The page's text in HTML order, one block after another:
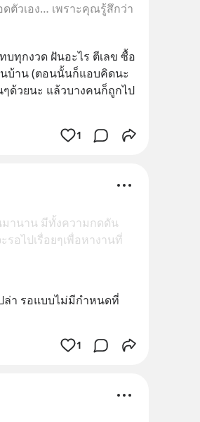
วเอง… เพราะคุณรู้สึกว่า
บทุกงวด ฝันอะไร ตีเลข ซื้อ
บ้าน (ตอนนั้นก็แอบคิดนะ
ๆด้วยนะ แล้วบางคนก็ถูกไป
1
มานาน มีทั้งความกดดัน
อไปเรื่อยๆเพื่อหางานที่
ล่า รอแบบไม่มีกำหนดที่
1